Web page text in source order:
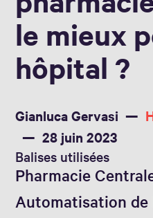
le mieux
hôpital ?
Gianluca Gervasi
28 juin 2023
Balises utilisées
Pharmacie
Automatisation de